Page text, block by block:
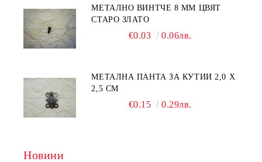
МЕТАЛНО ВИНТЧЕ 8 ММ ЦВЯТ
СТАРО ЗЛАТО
€0.03 0.06лв.
МЕТАЛНА ПАНТА ЗА КУТИИ 2,0 Х
2,5 СМ
€0.15 0.29лв.
Новини